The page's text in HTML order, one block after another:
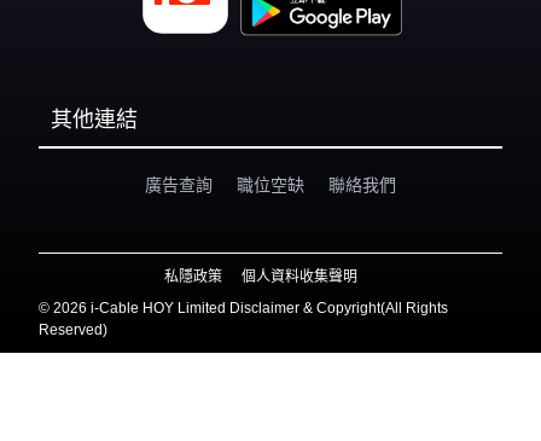
其他連結
廣告查詢 職位空缺 聯絡我們
私隱政策
個人資料收集聲明
© 2026 i-Cable HOY Limited Disclaimer & Copyright(All Rights
Reserved)